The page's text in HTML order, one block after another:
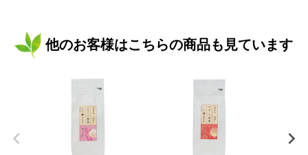
他のお客様はこちらの商品も見ています